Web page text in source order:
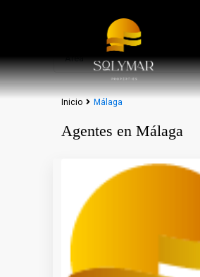
Área
Inicio Málaga
Agentes en Málaga